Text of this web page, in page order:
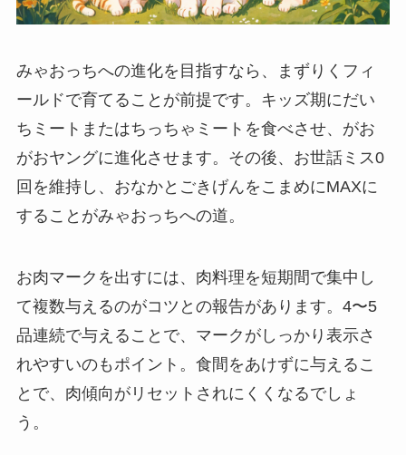
みゃおっちへの進化を目指すなら、まずりくフィ
ールドで育てることが前提です。キッズ期にだい
ちミートまたはちっちゃミートを食べさせ、がお
がおヤングに進化させます。その後、お世話ミス0
回を維持し、おなかとごきげんをこまめにMAXに
することがみゃおっちへの道。
お肉マークを出すには、肉料理を短期間で集中し
て複数与えるのがコツとの報告があります。4〜5
品連続で与えることで、マークがしっかり表示さ
れやすいのもポイント。食間をあけずに与えるこ
とで、肉傾向がリセットされにくくなるでしょ
う。